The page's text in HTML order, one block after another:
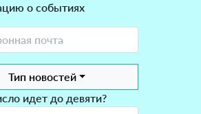
о событиях
Тип новостей
идет до девяти?